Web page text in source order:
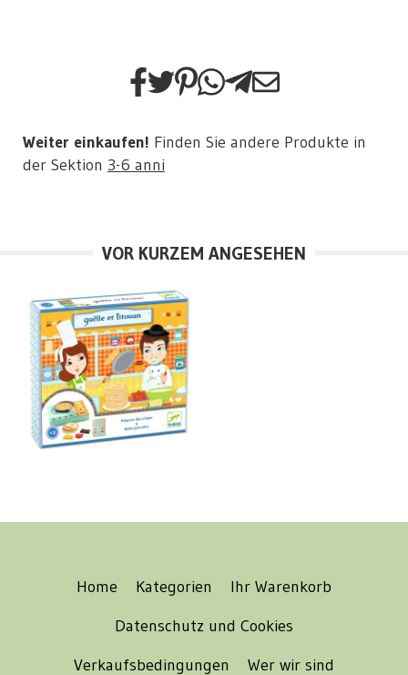
Weiter einkaufen! Finden Sie andere Produkte in
der Sektion 3-6 anni
VOR KURZEM ANGESEHEN
Home Kategorien
Ihr Warenkorb
Datenschutz und Cookies
Verkaufsbedingungen
Wer wir sind